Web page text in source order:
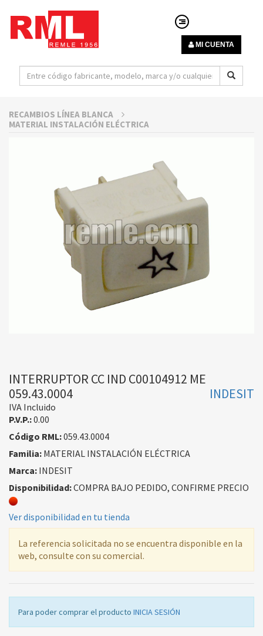
MI CUENTA
RECAMBIOS LÍNEA BLANCA
MATERIAL INSTALACIÓN ELÉCTRICA
INTERRUPTOR CC IND C00104912 ME
059.43.0004
INDESIT
IVA Incluido
P.V.P.:0.00
Código RML:059.43.0004
Familia: MATERIAL INSTALACIÓN ELÉCTRICA
Marca: INDESIT
Disponibilidad:COMPRA BAJO PEDIDO, CONFIRME PRECIO
Ver disponibilidad en tu tienda
La referencia solicitada no se encuentra disponible en la
web, consulte con su comercial.
Para poder comprar el producto INICIA SESIÓN